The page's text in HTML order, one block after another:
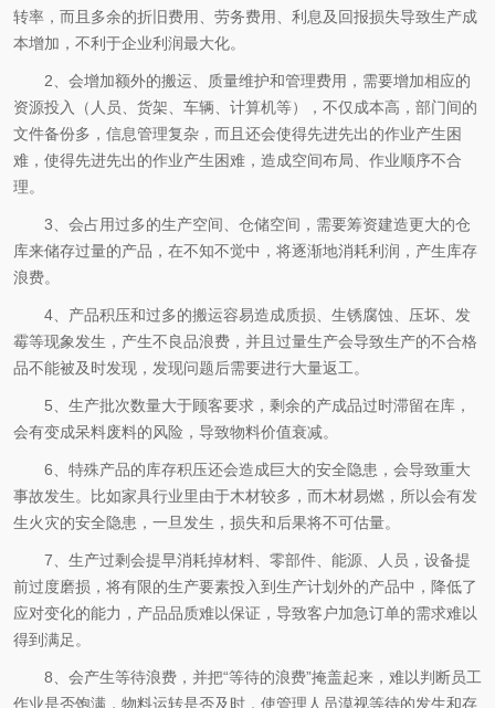
转率，而且多余的折旧费用、劳务费用、利息及回报损失导致生产成
本增加，不利于企业利润最大化。
2、会增加额外的搬运、质量维护和管理费用，需要增加相应的
资源投入（人员、货架、车辆、计算机等），不仅成本高，部门间的
文件备份多，信息管理复杂，而且还会使得先进先出的作业产生困
难，使得先进先出的作业产生困难，造成空间布局、作业顺序不合
理。
3、会占用过多的生产空间、仓储空间，需要筹资建造更大的仓
库来储存过量的产品，在不知不觉中，将逐渐地消耗利润，产生库存
浪费。
4、产品积压和过多的搬运容易造成质损、生锈腐蚀、压坏、发
霉等现象发生，产生不良品浪费，并且过量生产会导致生产的不合格
品不能被及时发现，发现问题后需要进行大量返工。
5、生产批次数量大于顾客要求，剩余的产成品过时滞留在库，
会有变成呆料废料的风险，导致物料价值衰减。
6、特殊产品的库存积压还会造成巨大的安全隐患，会导致重大
事故发生。比如家具行业里由于木材较多，而木材易燃，所以会有发
生火灾的安全隐患，一旦发生，损失和后果将不可估量。
7、生产过剩会提早消耗掉材料、零部件、能源、人员，设备提
前过度磨损，将有限的生产要素投入到生产计划外的产品中，降低了
应对变化的能力，产品品质难以保证，导致客户加急订单的需求难以
得到满足。
8、会产生等待浪费，并把“等待的浪费”掩盖起来，难以判断员工
作业是否饱满，物料运转是否及时，使管理人员漠视等待的发生和存